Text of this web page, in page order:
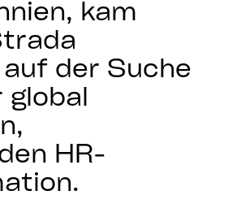
kam
der Suche
global
HR-